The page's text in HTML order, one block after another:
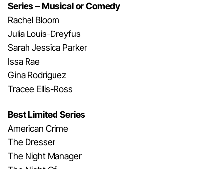
Series – Musical or Comedy
Rachel Bloom
Julia Louis-Dreyfus
Sarah Jessica Parker
Issa Rae
Gina Rodriguez
Tracee Ellis-Ross
Best Limited Series
American Crime
The Dresser
The Night Manager